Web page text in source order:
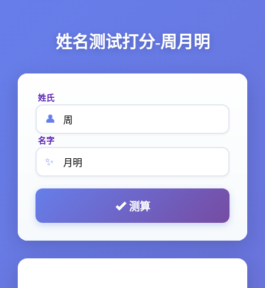
姓名测试打分-周月明
姓氏
👤
名字
✨
测算